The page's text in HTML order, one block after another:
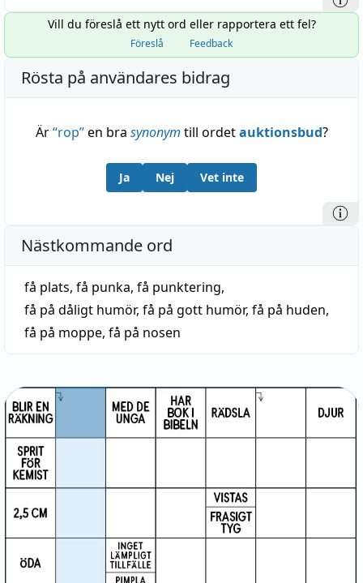
Vill du föreslå ett nytt ord eller rapportera ett fel?
Föreslå Feedback
Rösta på användares bidrag
Är“rop”en bra synonym till ordetauktionsbud?
Ja Nej Vet inte
Nästkommande ord
få plats, få punka, få punktering,
få på dåligt humör, få på gott humör, få på huden,
få på moppe, få på nosen